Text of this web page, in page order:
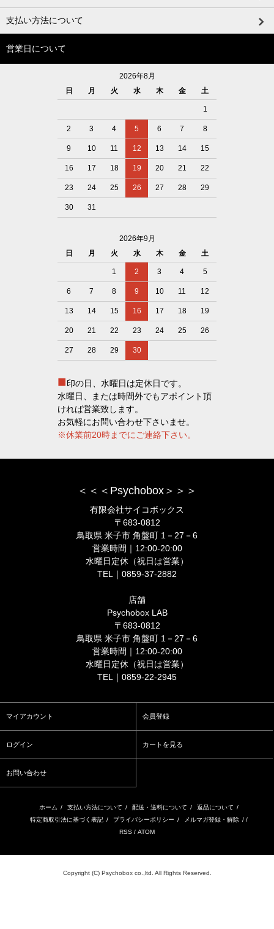
支払い方法について
営業日について
2026年8月
日
月 火 水 木 金 土
1
2 3 4 5 6 7 8
9 10 11 12 13 14 15
16 17 18 19 20 21 22
23 24 25 26 27 28 29
30 31
2026年9月
日
月 火 水 木 金 土
1 2 3 4 5
6 7 8 9 10 11 12
13 14 15 16 17 18 19
20 21 22 23 24 25 26
27 28 29 30
■印の日、水曜日は定休日です。
水曜日、または時間外でもアポイント頂
ければ営業致します。
お気軽にお問い合わせ下さいませ。
※休業前20時までにご連絡下さい。
＜＜＜Psychobox＞＞＞
有限会社サイコボックス
〒683-0812
鳥取県 米子市 角盤町 1－27－6
営業時間｜12:00-20:00
水曜日定休（祝日は営業）
TEL｜0859-37-2882
店舗
Psychobox LAB
〒683-0812
鳥取県 米子市 角盤町 1－27－6
営業時間｜12:00-20:00
水曜日定休（祝日は営業）
TEL｜0859-22-2945
マイアカウント 会員登録
ログイン カートを見る
お問い合わせ
ホーム / 支払い方法について / 配送・送料について / 返品について /
特定商取引法に基づく表記 / プライバシーポリシー / メルマガ登録・解除 / /
RSS / ATOM
Copyright (C) Psychobox co.,ltd. All Rights Reserved.